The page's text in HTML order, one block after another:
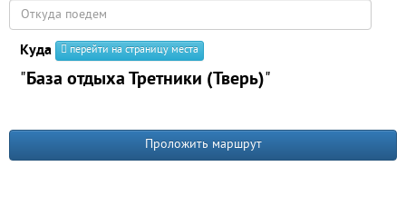
Куда перейти на страницу места
"База отдыха Третники (Тверь)"
Проложить маршрут